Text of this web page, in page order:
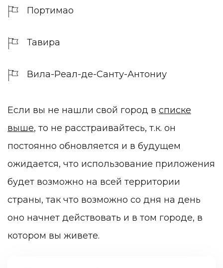
Портимао
Тавира
Вила-Реал-де-Санту-Антониу
Если вы не нашли свой город в списке
выше, то не расстраивайтесь, т.к. он
постоянно обновляется и в будущем
ожидается, что использование приложения
будет возможно на всей территории
страны, так что возможно со дня на день
оно начнет действовать и в том городе, в
котором вы живете.